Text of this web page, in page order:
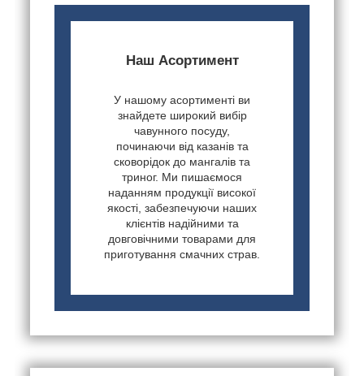
Наш Асортимент
У нашому асортименті ви
знайдете широкий вибір
чавунного посуду,
починаючи від казанів та
сковорідок до мангалів та
триног. Ми пишаємося
наданням продукції високої
якості, забезпечуючи наших
клієнтів надійними та
довговічними товарами для
приготування смачних страв.